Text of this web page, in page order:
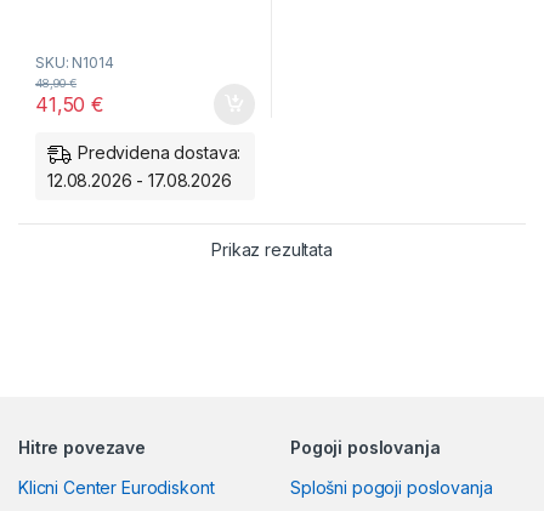
napetost, nadzira polnjenje in
vključuje zaščito pred
pregrevanjem ter napačno
SKU: N1014
41,50€
48,90€
Predvidena dostava:
12.08.2026 - 17.08.2026
Prikaz rezultata
Hitre povezave
Klicni Center Eurodiskont
Pogoji poslovanja
Splošni pogoji poslovanja